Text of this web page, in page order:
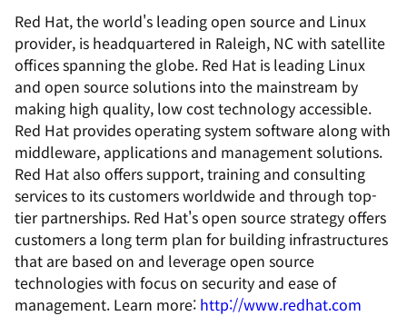
Red Hat, the world's leading open source and Linux
provider, is headquartered in Raleigh, NC with satellite
offices spanning the globe. Red Hat is leading Linux
and open source solutions into the mainstream by
making high quality, low cost technology accessible.
Red Hat provides operating system software along with
middleware, applications and management solutions.
Red Hat also offers support, training and consulting
services to its customers worldwide and through top-
tier partnerships. Red Hat's open source strategy offers
customers a long term plan for building infrastructures
that are based on and leverage open source
technologies with focus on security and ease of
management. Learn more: http://www.redhat.com